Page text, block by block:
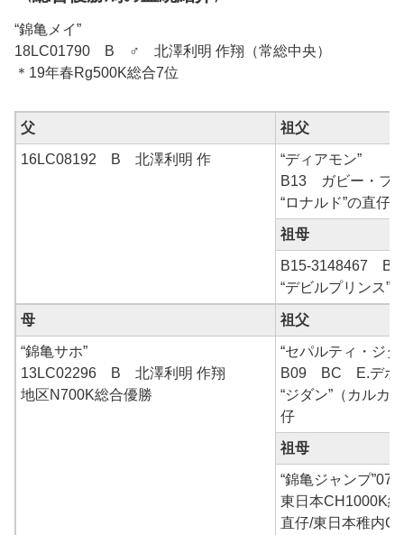
“錦亀メイ”
18LC01790 B ♂ 北澤利明 作翔（常総中央）
＊19年春Rg500K総合7位
父 祖父
16LC08192 B 北澤利明 作
“ディアモン”
B13 ガビー・フ
“ロナルド”の直仔
祖母
B15-3148467 B
“デビルプリンス”
母 祖父
“錦亀サホ”
13LC02296 B 北澤利明 作翔
地区N700K総合優勝
“セパルティ・ジダ
B09 BC E.デボ
“ジダン”（カルカ
仔
祖母
“錦亀ジャンプ
東日本CH1000K
直仔/東日本稚内